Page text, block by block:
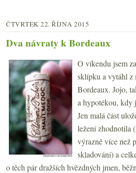
ČTVRTEK 22. ŘÍJNA 2015
Dva návraty k Bordeaux
O víkendu jsem
sklípku a vytáhl z
Bordeaux. Jojo,
a hypotékou, kdy
Jen malá část
ležení zhodnotila
výrazně více než
skladování) a
o těch pár dražších hvězdných jmen,